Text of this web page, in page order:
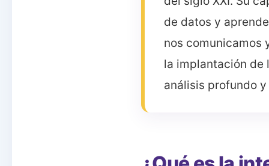
de datos y
nos comunicamos
la implantación de
análisis profundo